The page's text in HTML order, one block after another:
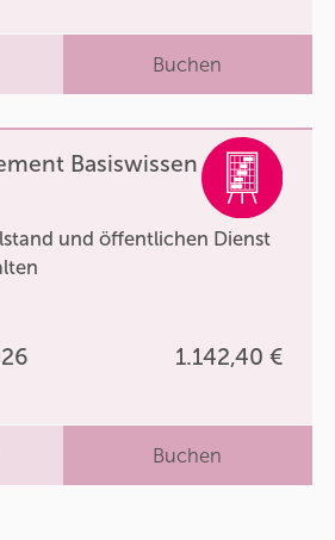
Buchen
Basiswissen
und öffentlichen Dienst
1.142,40 €
Buchen